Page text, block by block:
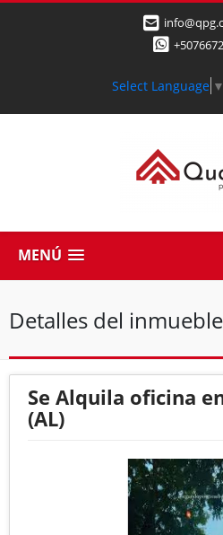
Select Language ▼
MENÚ
Detalles del inmueble
Se Alquila oficina
(AL)